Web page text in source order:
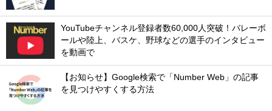
YouTubeチャンネル登録者数60,000人突破！バレーボ
ールや陸上、バスケ、野球などの選手のインタビュー
を動画で
【お知らせ】Google検索で「Number Web」の記事
を見つけやすくする方法